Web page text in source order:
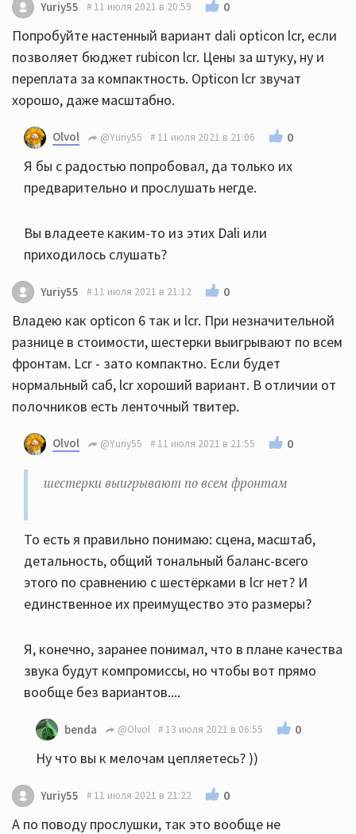
Yuriy55 11 июля 2021 в 20:59 0
Попробуйте настенный вариант dali opticon lcr, если
позволяет бюджет rubicon lcr. Цены за штуку, ну и
переплата за компактность. Opticon lcr звучат
хорошо, даже масштабно.
Olvol @Yuriy55 11 июля 2021 в 21:06 0
Я бы с радостью попробовал, да только их
предварительно и прослушать негде.
Вы владеете каким-то из этих Dali или
приходилось слушать?
Yuriy55 11 июля 2021 в 21:12 0
Владею как opticon 6 так и lcr. При незначительной
разнице в стоимости, шестерки выигрывают по всем
фронтам. Lcr - зато компактно. Если будет
нормальный саб, lcr хороший вариант. В отличии от
полочников есть ленточный твитер.
Olvol @Yuriy55 11 июля 2021 в 21:55 0
шестерки выигрывают по всем фронтам
То есть я правильно понимаю: сцена, масштаб,
детальность, общий тональный баланс-всего
этого по сравнению с шестёрками в lcr нет? И
единственное их преимущество это размеры?
Я, конечно, заранее понимал, что в плане качества
звука будут компромиссы, но чтобы вот прямо
вообще без вариантов....
benda @Olvol 13 июля 2021 в 06:55 0
Ну что вы к мелочам цепляетесь? ))
Yuriy55 11 июля 2021 в 21:22 0
А по поводу прослушки, так это вообще не